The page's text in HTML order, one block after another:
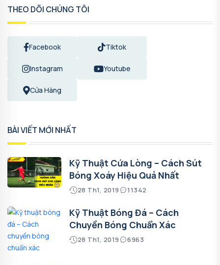
THEO DÕI CHÚNG TÔI
Facebook Tiktok
Instagram Youtube
Cửa Hàng
BÀI VIẾT MỚI NHẤT
Kỹ Thuật Cứa Lòng – Cách Sút
Bóng Xoáy Hiệu Quả Nhất
28 Th1, 2019 11342
Kỹ Thuật Bóng Đá – Cách
Chuyền Bóng Chuẩn Xác
28 Th1, 2019 6963